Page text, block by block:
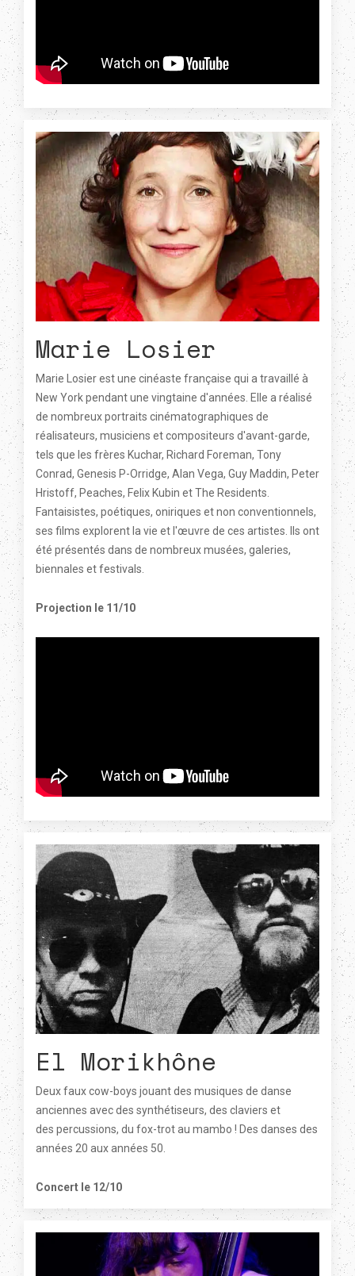
Marie Losier
Marie Losier est une cinéaste française qui a travaillé à
New York pendant une vingtaine d'années. Elle a réalisé
de nombreux portraits cinématographiques de
réalisateurs, musiciens et compositeurs d'avant-garde,
tels que les frères Kuchar, Richard Foreman, Tony
Conrad, Genesis P-Orridge, Alan Vega, Guy Maddin, Peter
Hristoff, Peaches, Felix Kubin et The Residents.
Fantaisistes, poétiques, oniriques et non conventionnels,
ses films explorent la vie et l'œuvre de ces artistes. Ils ont
été présentés dans de nombreux musées, galeries,
biennales et festivals.
Projection le 11/10
El Morikhône
Deux faux cow-boys jouant des musiques de danse
anciennes avec des synthétiseurs, des claviers et
des percussions, du fox-trot au mambo ! Des danses des
années 20 aux années 50.
Concert le 12/10